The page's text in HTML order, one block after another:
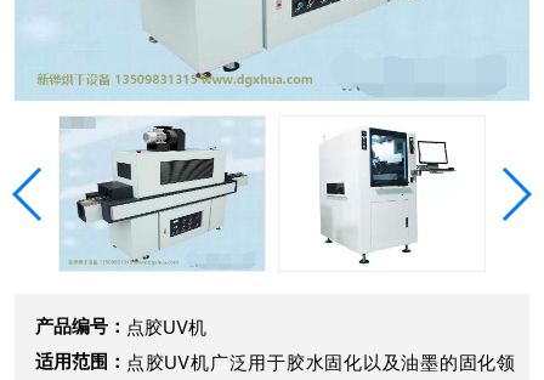
产品编号： 点胶UV机
适用范围： 点胶UV机广泛用于胶水固化以及油墨的固化领